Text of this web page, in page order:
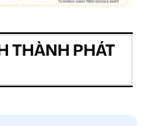
THÀNH PHÁT